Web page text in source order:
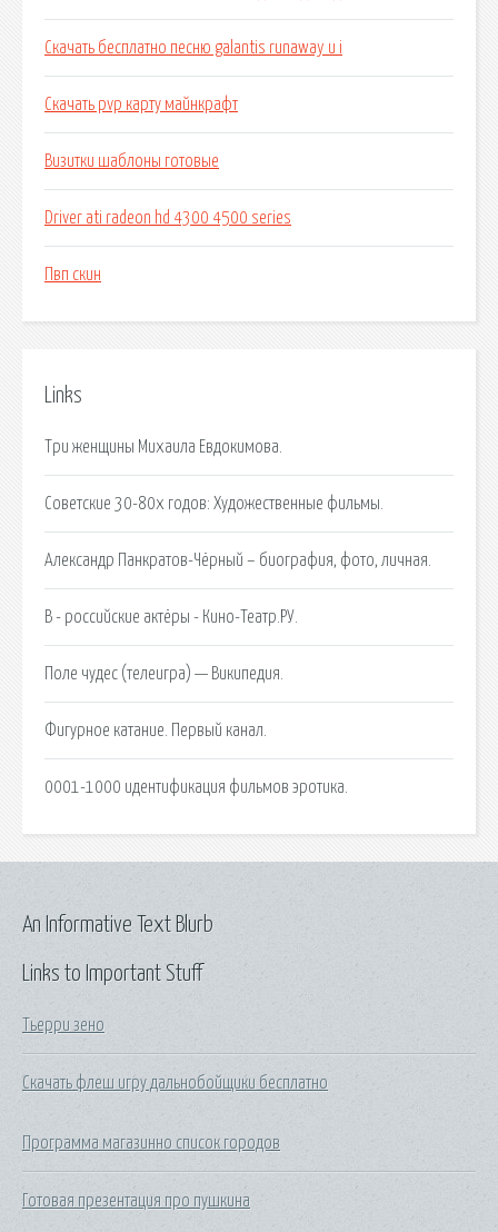
Скачать бесплатно песню galantis runaway u i
Скачать pvp карту майнкрафт
Визитки шаблоны готовые
Driver ati radeon hd 4300 4500 series
Пвп скин
Links
Три женщины Михаила Евдокимова.
Советские 30-80х годов: Художественные фильмы.
Александр Панкратов-Чёрный – биография, фото, личная.
В - российские актёры - Кино-Театр.РУ.
Поле чудес (телеигра) — Википедия.
Фигурное катание. Первый канал.
0001-1000 идентификация фильмов эротика.
Links to Important Stuff
Тьерри зено
Скачать флеш игру дальнобойщики бесплатно
Программа магазинно список городов
Готовая презентация про пушкина
An Informative Text Blurb